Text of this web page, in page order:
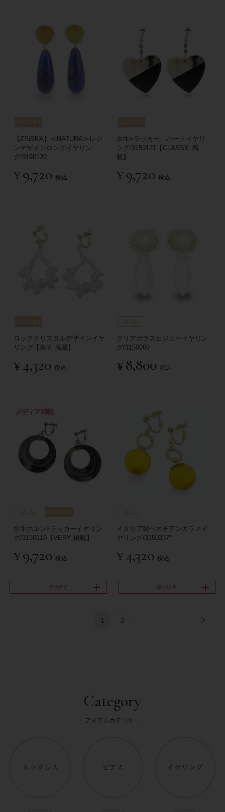
【ZSiSKA】≪NATURA≫レジ
ンデザインロングイヤリン
グ/3190120
¥9,720 税込
水牛×ラッカー ハートイヤリ
ング/3150121【CLASSY. 掲
載】
¥9,720 税込
ロッククリスタルデザインイヤ
リング【美的 掲載】
¥4,320 税込
クリアガラスビジューイヤリン
グ/3150009
¥8,800 税込
メディア掲載
水牛ホルン×ラッカーイヤリン
グ/3150119【VERY 掲載】
¥9,720 税込
イタリア製ベネチアンガラスイ
ヤリング/3150337*
¥4,320 税込
並び替え 絞り込み
1 2
Category
アイテムカテゴリー